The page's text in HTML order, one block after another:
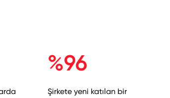
%96
Şirkete yeni katılan bir